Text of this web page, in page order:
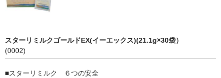
スターリミルクゴールドEX(イーエックス)(21.1g×30袋）
(0002)
■スターリミルク ６つの安全